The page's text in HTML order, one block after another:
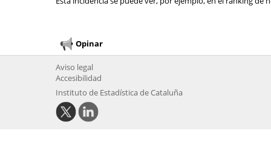
Opinar
Aviso legal
Accesibilidad
Instituto de Estadística de Cataluña